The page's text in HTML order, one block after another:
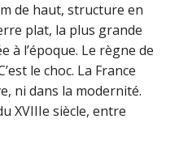
de haut, structure en
plat, la plus grande
à l’époque. Le règne de
le choc. La France
ni dans la modernité.
XVIIIe siècle, entre